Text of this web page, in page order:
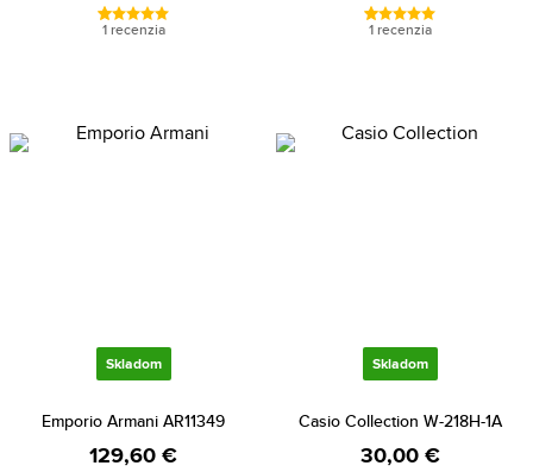
1 recenzia 1 recenzia
Skladom
Emporio Armani AR11349
129,60 €
Skladom
Casio Collection W-218H-1A
30,00 €